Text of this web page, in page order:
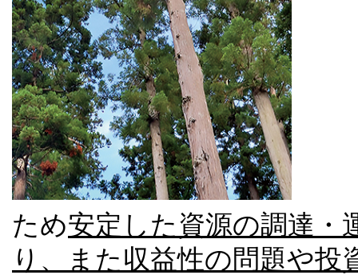
ため安定した資源の調達・
り、また収益性の問題や投